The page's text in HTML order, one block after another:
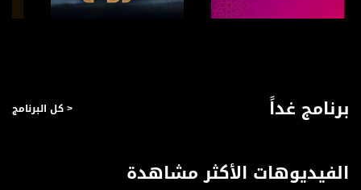
برنامج غداً < كل البرنامج
الفيديوهات الأكثر مشاهدة